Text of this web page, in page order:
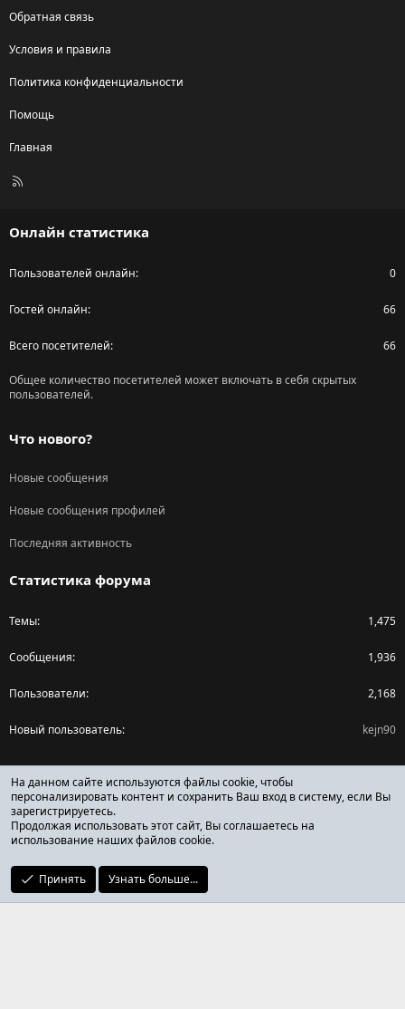
Обратная связь
Условия и правила
Политика конфиденциальности
Помощь
Главная
R
Онлайн статистика
Пользователей онлайн 0
Гостей онлайн 66
Всего посетителей 66
Общее количество посетителей может включать в себя скрытых
пользователей.
Что нового?
Новые сообщения
Новые сообщения профилей
Последняя активность
Статистика форума
Темы 1,475
Сообщения 1,936
Пользователи 2,168
Новый пользователь kejn90
Поделиться страницей
Facebook
X (Twitter)
Reddit
ОТЗЫВЫ ОНЛАЙН ФОРУМ
На данном сайте используются файлы cookie, чтобы
персонализировать контент и сохранить Ваш вход в систему, если Вы
зарегистрируетесь.
Продолжая использовать этот сайт, Вы соглашаетесь на
использование наших файлов cookie.
Принять Узнать больше...